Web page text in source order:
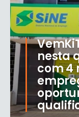
nesta
com 4